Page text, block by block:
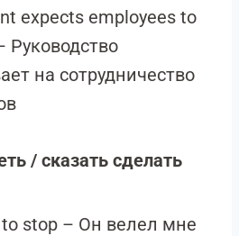
expects employees to
Руководство
на сотрудничество
/ сказать сделать
stop – Он велел мне